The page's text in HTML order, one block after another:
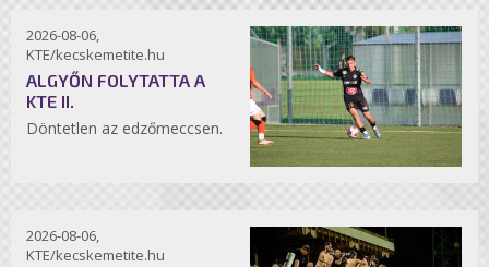
2026-08-06,
KTE/kecskemetite.hu
ALGYŐN FOLYTATTA A
KTE II.
Döntetlen az edzőmeccsen.
2026-08-06,
KTE/kecskemetite.hu